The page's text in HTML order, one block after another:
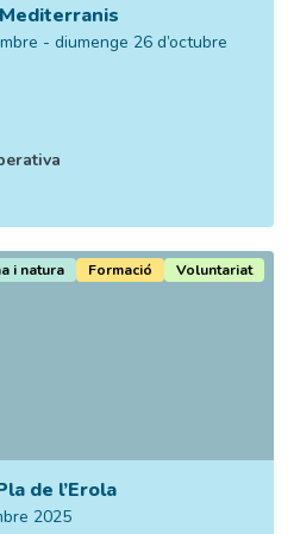
- diumenge 26 d’octubre
de l’Erola
2025
i natura Formació Voluntariat